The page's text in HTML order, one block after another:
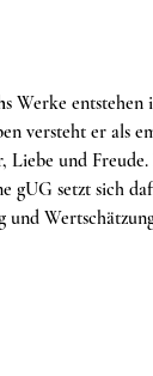
s Werke
versteht er als
Liebe und
gUG setzt sich
und